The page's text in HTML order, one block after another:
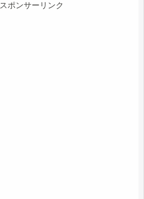
スポンサーリンク